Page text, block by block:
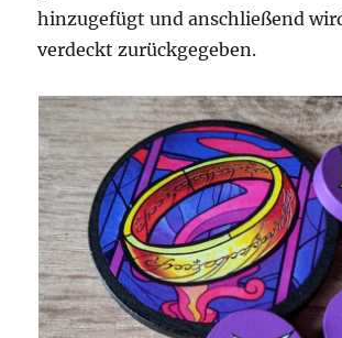
hinzugefügt und anschließend
verdeckt zurückgegeben.